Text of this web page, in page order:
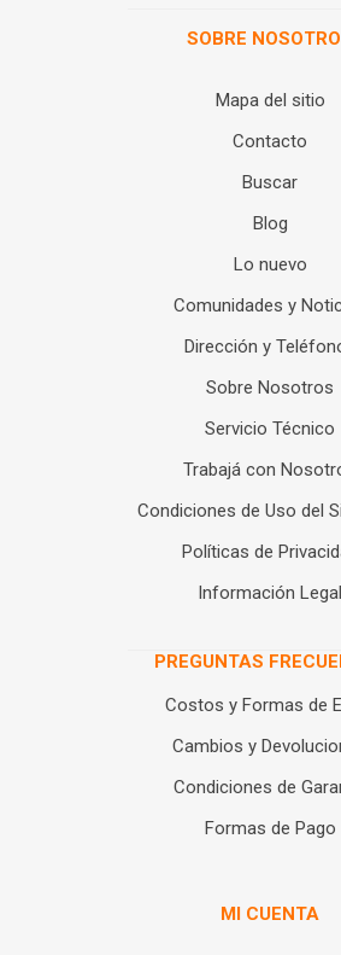
SOBRE
Mapa del sitio
Contacto
Buscar
Blog
Lo nuevo
Comunidades y
Dirección y
Sobre Nosotros
Servicio Técnico
Trabajá con
Condiciones de Uso del
Políticas de
Información Legal
PREGUNTAS
Costos y Formas de
Cambios y
Condiciones de
Formas de Pago
MI CUENTA